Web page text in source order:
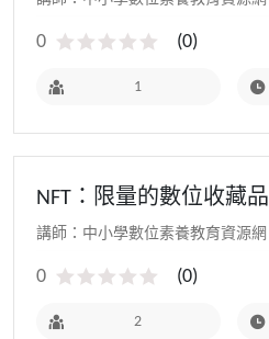
0 (0)
1
NFT：限量的數位收藏品
講師：中小學數位素養教育資源網
0 (0)
2